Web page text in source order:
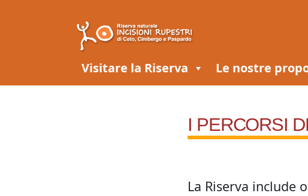
Visitare la Riserva Le nostre
I PERCORSI
La Riserva include